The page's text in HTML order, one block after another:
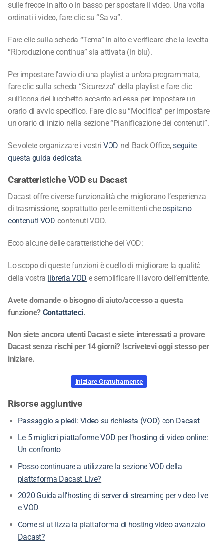
sulle frecce in alto o in basso per spostare il video. Una volta
ordinati i video, fare clic su “Salva”.
Fare clic sulla scheda “Tema” in alto e verificare che la levetta
“Riproduzione continua” sia attivata (in blu).
Per impostare l’avvio di una playlist a un’ora programmata,
fare clic sulla scheda “Sicurezza” della playlist e fare clic
sull’icona del lucchetto accanto ad essa per impostare un
orario di avvio specifico. Fare clic su “Modifica” per impostare
un orario di inizio nella sezione “Pianificazione dei contenuti”.
Se volete organizzare i vostriVODnel Back Office,seguite
questa guida dedicata.
Caratteristiche VOD su Dacast
Dacast offre diverse funzionalità che migliorano l’esperienza
di trasmissione, soprattutto per le emittenti cheospitano
contenuti VOD contenuti VOD.
Ecco alcune delle caratteristiche del VOD:
Lo scopo di queste funzioni è quello di migliorare la qualità
della vostra libreria VODe semplificare il lavoro
Avete domande o bisogno di aiuto/accesso a questa
Non siete ancora utenti Dacast e siete interessati a
provare Dacast senza rischi per 14 giorni? Iscrivetevi
Risorse aggiuntive
Passaggio a piedi: Video su richiesta (VOD) con Dacast
Le 5 migliori piattaforme VOD per l’hosting di video online:
Un confronto
Posso continuare a utilizzare la sezione VOD della
piattaforma Dacast Live?
2020 Guida all’hosting di server di streaming per video
live e VOD
Come si utilizza la piattaforma di hosting video avanzato